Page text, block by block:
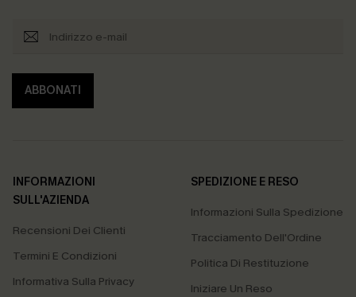
ABBONATI
INFORMAZIONI
SULL'AZIENDA
Recensioni Dei Clienti
Termini E Condizioni
Informativa Sulla Privacy
SPEDIZIONE E RESO
Informazioni Sulla Spedizione
Tracciamento Dell'Ordine
Politica Di Restituzione
Iniziare Un Reso